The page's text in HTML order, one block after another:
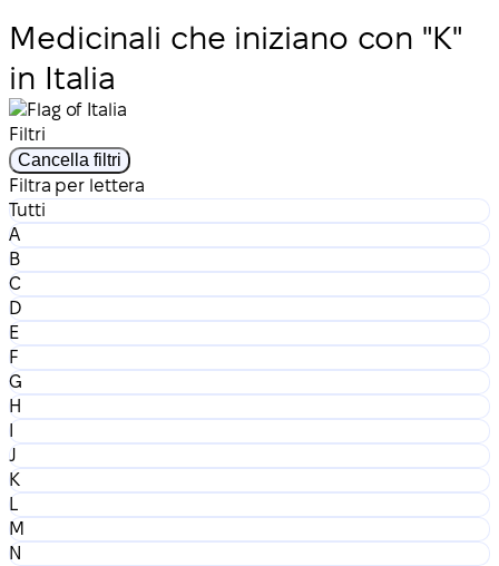
Medicinali che iniziano con "K"
in Italia
Filtri
Cancella filtri
Filtra per lettera
Tutti
A
B
C
D
E
F
G
H
I
J
K
L
M
N